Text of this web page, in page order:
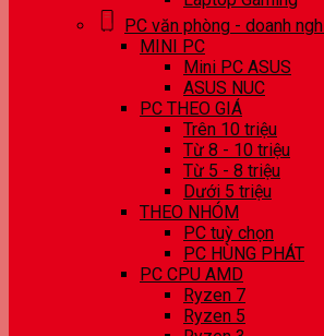
PC văn phòng - doanh
MINI PC
Mini PC ASUS
ASUS NUC
PC THEO GIÁ
Trên 10 triệu
Từ 8 - 10 triệu
Từ 5 - 8 triệu
Dưới 5 triệu
THEO NHÓM
PC tuỳ chọn
PC HÙNG PHÁT
PC CPU AMD
Ryzen 7
Ryzen 5